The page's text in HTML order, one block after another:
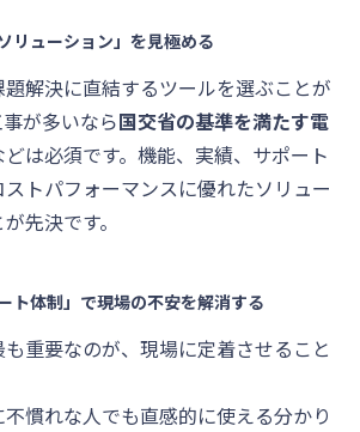
リューション」を見極める
解決に直結するツールを選ぶことが
が多いなら国交省の基準を満たす電
どは必須です。機能、実績、サポート
トパフォーマンスに優れたソリュー
先決です。
ト体制」で現場の不安を解消する
重要なのが、現場に定着させること
慣れな人でも直感的に使える分かり